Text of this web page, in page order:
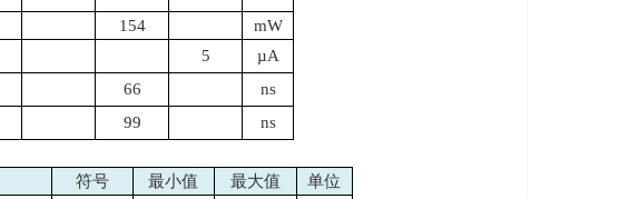
154
mW
5
µA
66
ns
99
ns
符号 最小值 最大值
单位